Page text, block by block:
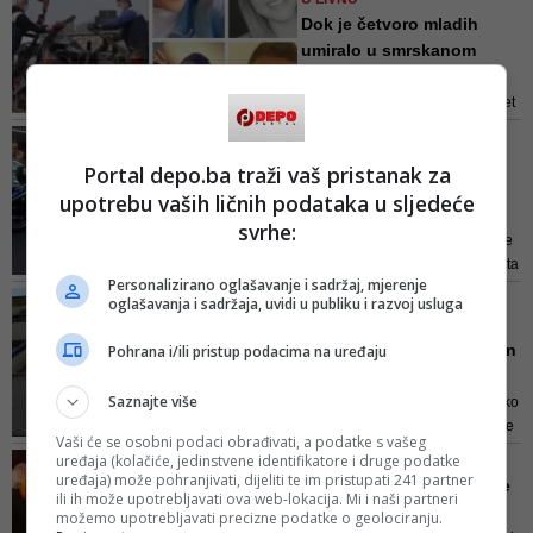
Dok je četvoro mladih
umiralo u smrskanom
Osumnjičenom se stavlja na teret
trenutne epidemiološke situacije,
na magistralnoj cesti M-6.1 u
mjestu Kovačić, općina Livno,
upravljao Land Roverom (O23- J-
Grahova prema...
okupila bajkere iz BiH i
regi...
Nezaobilazni dio Moto susreta je
subotnji održani defile do središta
grada
UVIĐAJEM UTVRĐENO
muškarca koji je pronađen
Podsjećamo, u noći 12. maja, oko
23.15 sati MUP Hercegbosanske
županije obavijestio je dežurnog
tužitelja da je na parking prostoru
u Ulici Stjepana II Kotromanića u
Livnu (u blizini zgrade Vlade
SKRIVAO IH U VOZILU
Taksist prevozio migrante
iz Sarajeva
Portal depo.ba traži vaš pristanak za
upotrebu vaših ličnih podataka u sljedeće
svrhe:
Personalizirano oglašavanje i sadržaj, mjerenje
oglašavanja i sadržaja, uvidi u publiku i razvoj usluga
Pohrana i/ili pristup podacima na uređaju
Saznajte više
Vaši će se osobni podaci obrađivati, a podatke s vašeg
uređaja (kolačiće, jedinstvene identifikatore i druge podatke
uređaja) može pohranjivati, dijeliti te im pristupati 241 partner
ili ih može upotrebljavati ova web-lokacija. Mi i naši partneri
možemo upotrebljavati precizne podatke o geolociranju.